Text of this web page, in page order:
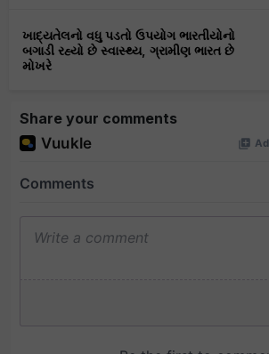
ખાદ્યતેલનો વધુ પડતો ઉપયોગ ભારતીયોનો
બગાડી રહ્યો છે સ્વાસ્થ્ય, ગ્રામીણ ભારત છે
મોખરે
Share your comments